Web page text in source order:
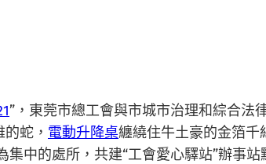
”，東莞市總工會與市城市治理和綜合法
蛇， 電動升降桌纏繞住牛土豪的金箔千
中的處所，共建“工會愛心驛站”辦事站